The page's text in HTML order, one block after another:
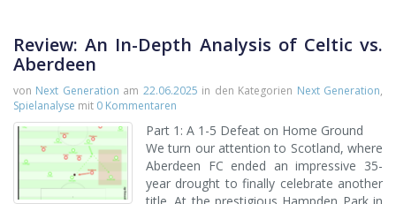
Review: An In-Depth Analysis of Celtic vs.
Aberdeen
von Next Generation am 22.06.2025 in den Kategorien Next Generation,
Spielanalyse mit 0 Kommentaren
Part 1: A 1-5 Defeat on Home Ground
We turn our attention to Scotland, where
Aberdeen FC ended an impressive 35-
year drought to finally celebrate another